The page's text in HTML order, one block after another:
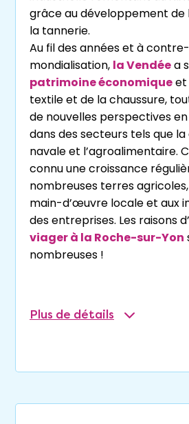
grâce au développement de
la tannerie.
Au fil des années et à
mondialisation, la Vendéea
patrimoine économiqueet
textile et de la chaussure,
de nouvelles perspectives
dans des secteurs tels que
navale et l’agroalimentaire.
connu une croissance
nombreuses terres
main-d’œuvre locale et aux
des entreprises. Les raisons
viager à la Roche-sur-Yon
nombreuses !
De nos jours, la région est
d’infrastructures modernes,
offrant aux entreprises un
Plus de détails